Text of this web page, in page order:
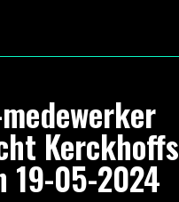
Kerckhoffs
19-05-2024